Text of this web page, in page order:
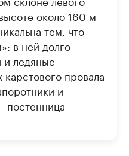
около 160 м
тем, что
в ней долго
и ледяные
провала
и
постенница